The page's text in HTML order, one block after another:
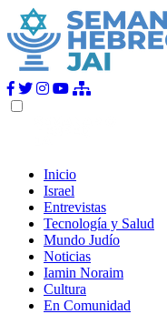
Inicio
Israel
Entrevistas
Tecnología y Salud
Mundo Judío
Noticias
Iamin Noraim
Cultura
En Comunidad